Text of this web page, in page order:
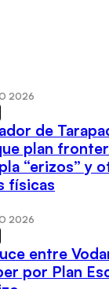
2026
de
plan
“erizos” y
físicas
2026
entre
por Plan